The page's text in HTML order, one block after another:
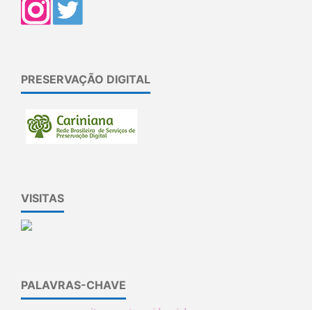
PRESERVAÇÃO DIGITAL
VISITAS
PALAVRAS-CHAVE